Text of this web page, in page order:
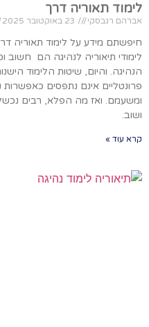
לימוד תאוריה דרך
אברהם רגבסקי
חיפשתם מידע על לימוד תאוריה
לימודי תיאוריה לנהיגה הם חשוב
הנהיגה. והיום, שיטות הלימוד
פרונטליים אינם נתפסים כאפשרות
ומשעמם. ואז מה הפלא, רבים
ושוב.
קרא עוד »